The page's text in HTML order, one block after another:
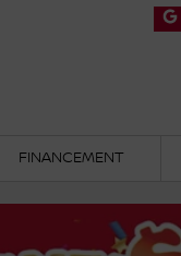
FINANCEMENT